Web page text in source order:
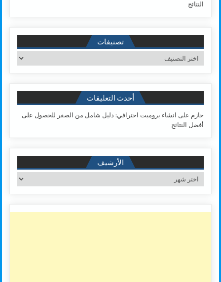
النتائج
تصنيفات
تصنيفات
أحدث التعليقات
حازم على انشاء برومبت احترافي: دليل شامل من الصفر للحصول على
أفضل النتائج
الأرشيف
الأرشيف